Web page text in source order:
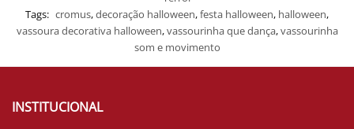
Tags: cromus,decoração halloween,festa halloween, halloween,
vassoura decorativa halloween,vassourinha que dança,vassourinha
som e movimento
INSTITUCIONAL